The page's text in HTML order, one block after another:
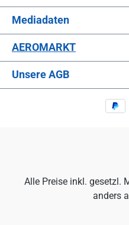
Mediadaten
AEROMARKT
Unsere AGB
Alle Preise inkl. gesetzl.
anders